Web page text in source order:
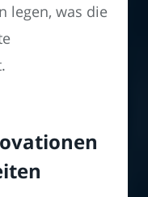
legen, was die